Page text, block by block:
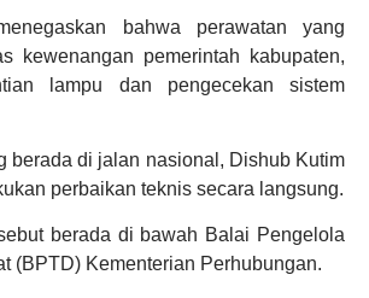
bahwa perawatan yang
kewenangan pemerintah kabupaten,
lampu dan pengecekan sistem
berada di jalan nasional, Dishub Kutim
perbaikan teknis secara langsung.
berada di bawah Balai Pengelola
(BPTD) Kementerian Perhubungan.